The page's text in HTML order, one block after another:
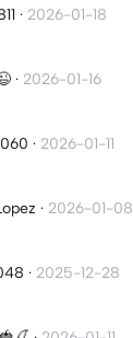
· 2026-01-18
· 2026-01-16
· 2026-01-11
· 2026-01-08
· 2025-12-28